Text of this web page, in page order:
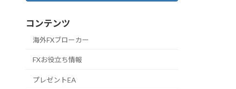
コンテンツ
海外FXブローカー
FXお役立ち情報
プレゼントEA